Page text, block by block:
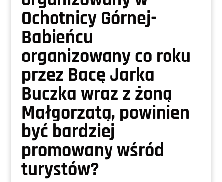
Ochotnicy Górnej-
Babieńcu
organizowany co roku
przez Bacę Jarka
Buczka wraz z żoną
Małgorzatą, powinien
być bardziej
promowany wśród
turystów?